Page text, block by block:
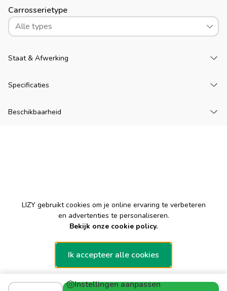
Carrosserietype
Alle types
Staat & Afwerking
Specificaties
Beschikbaarheid
Cookies
LIZY gebruikt cookies om je online ervaring te verbeteren
en advertenties te personaliseren.
Bekijk onze cookie policy.
Ik accepteer alle cookies
Instellingen aanpassen